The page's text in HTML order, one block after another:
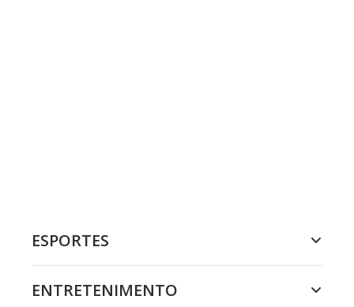
ESPORTES
ENTRETENIMENTO